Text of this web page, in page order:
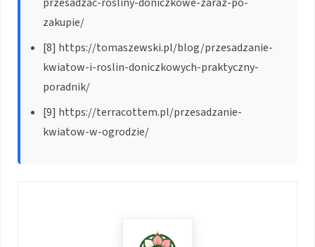
zakupie/
[8] https://tomaszewski.pl/blog/przesadzanie-
kwiatow-i-roslin-doniczkowych-praktyczny-
poradnik/
[9] https://terracottem.pl/przesadzanie-
kwiatow-w-ogrodzie/